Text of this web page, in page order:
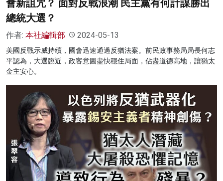
會新詛咒？ 面對反戰浪潮 民主黨有何計謀勝出
總統大選？
作者: 本社編輯部 2024-05-13
美國反戰示威持續，國會迅速通過反猶法案。前民政事務局局長何志
平認為，大選臨近，政客意圖盡快穩住局面，佔盡道德高地，讓猶太
金主安心。